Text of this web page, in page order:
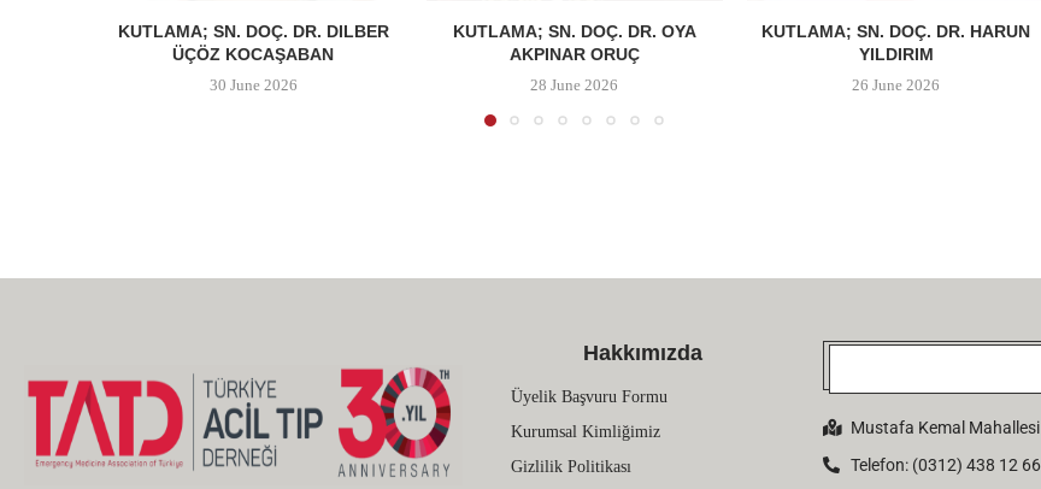
KUTLAMA; SN. DOÇ. DR. DILBER
ÜÇÖZ KOCAŞABAN
30 June 2026
KUTLAMA; SN. DOÇ. DR. OYA
AKPINAR ORUÇ
28 June 2026
KUTLAMA; SN. DOÇ. DR. HARUN
YILDIRIM
26 June 2026
Hakkımızda
Üyelik Başvuru Formu
Kurumsal Kimliğimiz
Gizlilik Politikası
Mustafa Kemal
Telefon: (0312) 438 12 66